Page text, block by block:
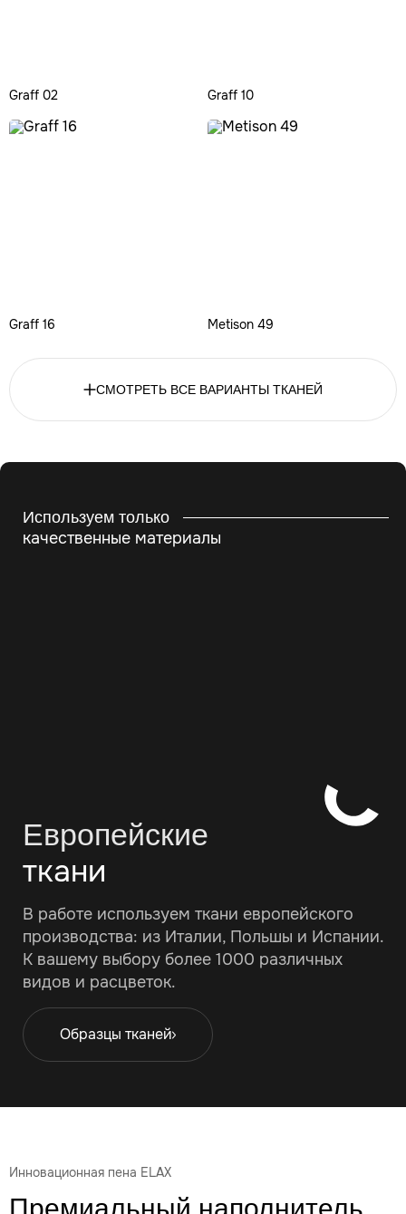
Graff 02 Graff 10
Graff 16 Metison 49
СМОТРЕТЬ ВСЕ ВАРИАНТЫ ТКАНЕЙ
Используем только
качественные материалы
Европейские
ткани
В работе используем ткани европейского
производства: из Италии, Польшы и Испании.
К вашему выбору более 1000 различных
видов и расцветок.
Образцы тканей
Инновационная пена ELAX